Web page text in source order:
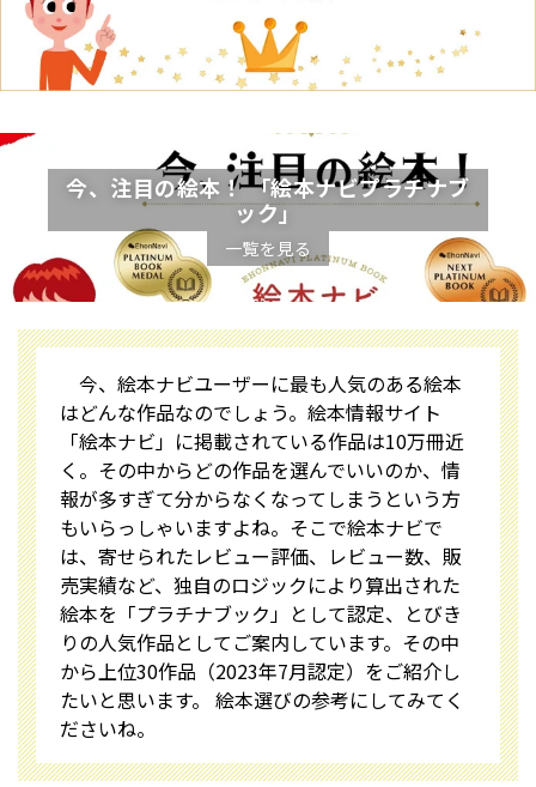
今、注目の絵本！ 「絵本ナビプラチナブ
ック」
一覧を見る
今、絵本ナビユーザーに最も人気のある絵本
はどんな作品なのでしょう。絵本情報サイト
「絵本ナビ」に掲載されている作品は10万冊近
く。その中からどの作品を選んでいいのか、情
報が多すぎて分からなくなってしまうという方
もいらっしゃいますよね。そこで絵本ナビで
は、寄せられたレビュー評価、レビュー数、販
売実績など、独自のロジックにより算出された
絵本を「プラチナブック」として認定、とびき
りの人気作品としてご案内しています。その中
から上位30作品（2023年7月認定）をご紹介し
たいと思います。 絵本選びの参考にしてみてく
ださいね。